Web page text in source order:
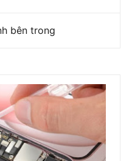
bên trong